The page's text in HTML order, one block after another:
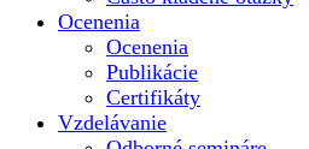
Ocenenia
Ocenenia
Publikácie
Certifikáty
Vzdelávanie